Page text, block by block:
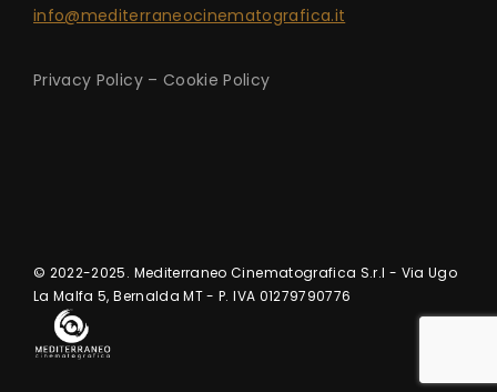
info@mediterraneocinematografica.it
Privacy Policy– Cookie Policy
© 2022-2025. Mediterraneo Cinematografica S.r.l - Via Ugo
La Malfa 5, Bernalda MT - P. IVA 01279790776